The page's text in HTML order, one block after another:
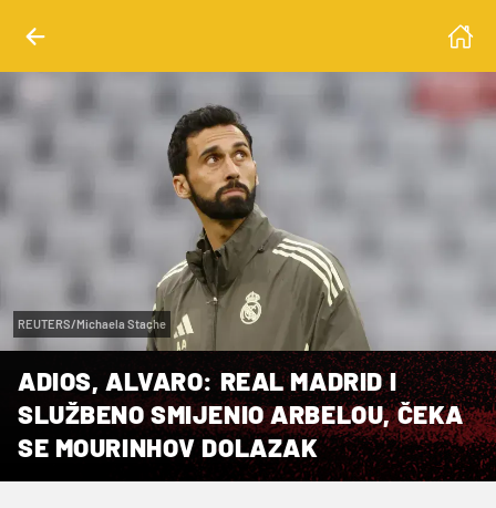
REUTERS/Michaela Stache
ADIOS, ALVARO: REAL MADRID I
SLUŽBENO SMIJENIO ARBELOU, ČEKA
SE MOURINHOV DOLAZAK